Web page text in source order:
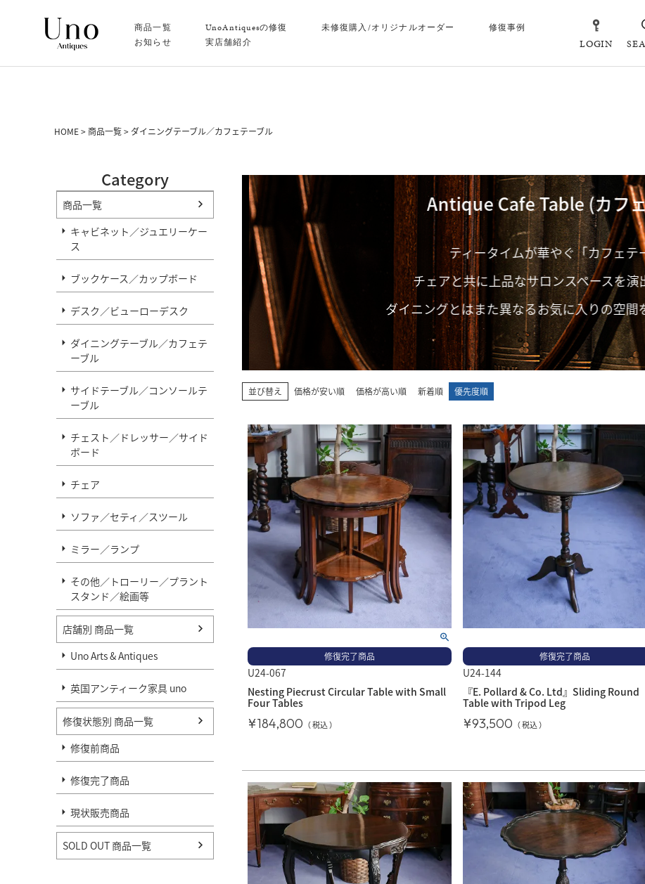
商品一覧 UnoAntiquesの修復 未修復購入/オリジナルオーダー
修復事例
お知らせ
実店舗紹介 LOGIN
HOME 商品一覧 ダイニングテーブル／カフェテーブル
Category
商品一覧
キャビネット／ジュエリーケー
ス
ブックケース／カップボード
デスク／ビューローデスク
ダイニングテーブル／カフェテ
ーブル
サイドテーブル／コンソールテ
ーブル
チェスト／ドレッサー／サイド
ボード
チェア
ソファ／セティ／スツール
ミラー／ランプ
その他／トローリー／プラント
スタンド／絵画等
店舗別 商品一覧
Uno Arts & Antiques
英国アンティーク家具 uno
修復状態別 商品一覧
修復前商品
修復完了商品
現状販売商品
SOLD OUT 商品一覧
Antique Cafe Table (カフェテーブル)
ティータイムが華やぐ「カフェテーブル」。
チェアと共に上品なサロンスペースを演出してくれます。
ダイニングとはまた異なるお気に入りの空間をお楽しみくださ
並び替え 価格が安い順 価格が高い順 新着順 優先度順
修復完了商品
U24-067
Nesting Piecrust Circular Table with Small
Four Tables
¥184,800 税込
修復完了商品
U24-144
『E. Pollard & Co. Ltd』Sliding Round
Table with Tripod Leg
¥93,500 税込